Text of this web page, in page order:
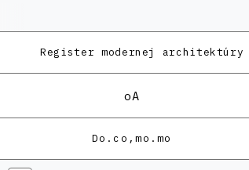
Register modernej architektúry
oA
Do.co,mo.mo